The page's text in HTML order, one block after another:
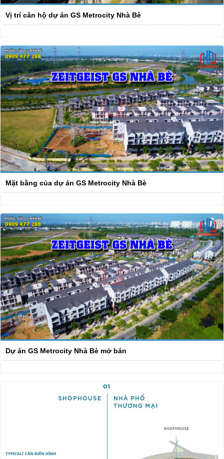
Vị trí căn hộ dự án GS Metrocity Nhà Bè
Mặt bằng của dự án GS Metrocity Nhà Bè
Dự án GS Metrocity Nhà Bè mở bán